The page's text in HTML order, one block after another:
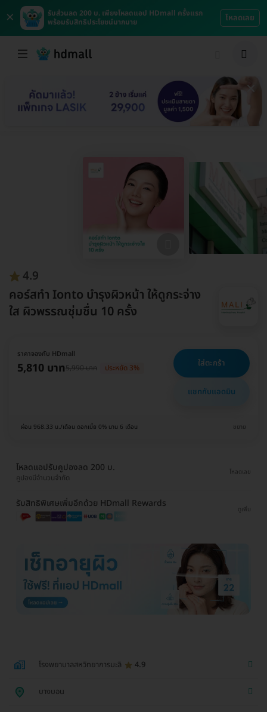
×
รับส่วนลด 200 บ. เพียงโหลดแอป HDmall ครั้งแรก
พร้อมรับสิทธิประโยชน์มากมาย
โหลดเลย
4.9
คอร์สทำ Ionto บำรุงผิวหน้า ให้ดูกระจ่าง
ใส ผิวพรรณชุ่มชื่น 10 ครั้ง
ราคาจองกับ HDmall
5,810 บาท5,990 บาท ประหยัด 3% ใส่ตะกร้า
แชทกับแอดมิน
ผ่อน 968.33 บ./เดือน ดอกเบี้ย 0% นาน 6 เดือน ขยาย
โหลดแอปรับคูปองลด 200 บ.
คูปองมีจำนวนจำกัด
โหลดเลย
รับสิทธิพิเศษเพิ่มอีกด้วย HDmall Rewards
ดูเพิ่ม
โรงพยาบาลสหวิทยาการมะลิ 4.9
บางบอน